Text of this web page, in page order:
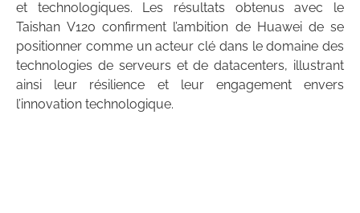
et technologiques. Les résultats obtenus avec le
Taishan V120 confirment l’ambition de Huawei de se
positionner comme un acteur clé dans le domaine des
technologies de serveurs et de datacenters, illustrant
ainsi leur résilience et leur engagement envers
l’innovation technologique.